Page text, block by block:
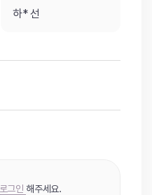
하* 선
로그인 해주세요.